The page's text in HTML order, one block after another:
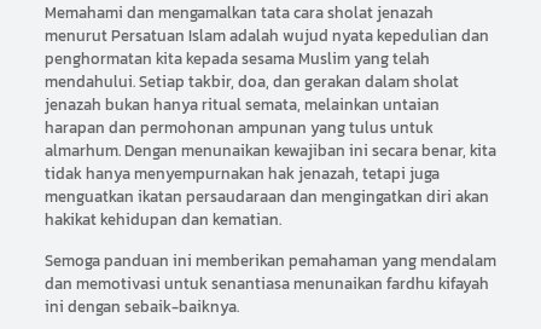
Memahami dan mengamalkan tata cara sholat jenazah
menurut Persatuan Islam adalah wujud nyata kepedulian dan
penghormatan kita kepada sesama Muslim yang telah
mendahului. Setiap takbir, doa, dan gerakan dalam sholat
jenazah bukan hanya ritual semata, melainkan untaian
harapan dan permohonan ampunan yang tulus untuk
almarhum. Dengan menunaikan kewajiban ini secara benar, kita
tidak hanya menyempurnakan hak jenazah, tetapi juga
menguatkan ikatan persaudaraan dan mengingatkan diri akan
hakikat kehidupan dan kematian.
Semoga panduan ini memberikan pemahaman yang mendalam
dan memotivasi untuk senantiasa menunaikan fardhu kifayah
ini dengan sebaik-baiknya.